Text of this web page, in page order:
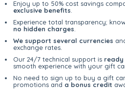
Enjoy up to 50% cost savings
exclusive benefits
Experience total transparency;
no hidden charges
We support several currencies
exchange rates.
Our 24/7 technical support is ready
smooth experience with your gift
No need to sign up to buy a gift
promotions and a bonus credit